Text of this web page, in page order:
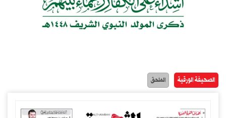
الصحيفة الورقية الملحق